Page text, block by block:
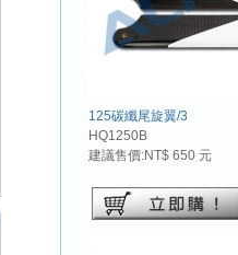
125碳纖尾旋翼/3
HQ1250B
建議售價:NT$ 650 元